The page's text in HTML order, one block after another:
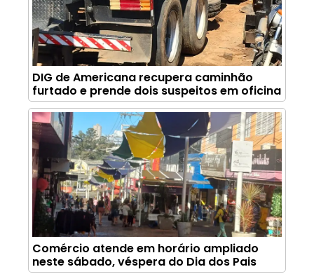
DIG de Americana recupera caminhão
furtado e prende dois suspeitos em oficina
Comércio atende em horário ampliado
neste sábado, véspera do Dia dos Pais